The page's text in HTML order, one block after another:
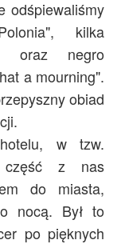
odśpiewaliśmy
kilka
oraz negro
a mourning".
obiad
w tzw.
część z nas
do miasta,
nocą. Był to
po pięknych